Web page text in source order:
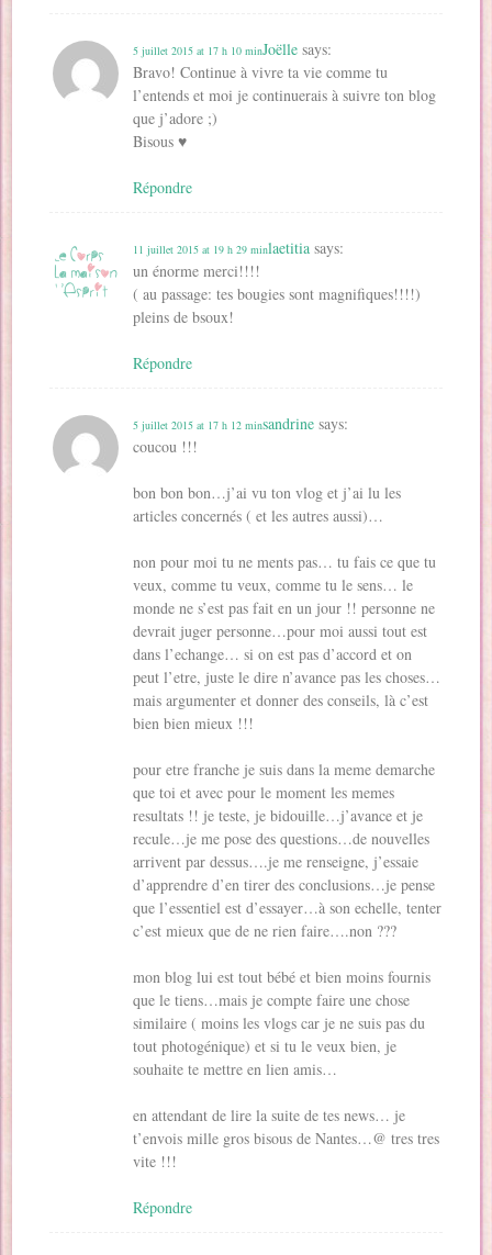
Joëlle says:
5 juillet 2015 at 17 h 10 min
Bravo! Continue à vivre ta vie comme tu
l’entends et moi je continuerais à suivre ton blog
que j’adore ;)
Bisous ♥
Répondre
laetitia says:
11 juillet 2015 at 19 h 29 min
un énorme merci!!!!
( au passage: tes bougies sont magnifiques!!!!)
pleins de bsoux!
Répondre
sandrine says:
5 juillet 2015 at 17 h 12 min
coucou !!!
bon bon bon…j’ai vu ton vlog et j’ai lu les
articles concernés ( et les autres aussi)…
non pour moi tu ne ments pas… tu fais ce que tu
veux, comme tu veux, comme tu le sens… le
monde ne s’est pas fait en un jour !! personne ne
devrait juger personne…pour moi aussi tout est
dans l’echange… si on est pas d’accord et on
peut l’etre, juste le dire n’avance pas les choses…
mais argumenter et donner des conseils, là c’est
bien bien mieux !!!
pour etre franche je suis dans la meme demarche
que toi et avec pour le moment les memes
resultats !! je teste, je bidouille…j’avance et je
recule…je me pose des questions…de nouvelles
arrivent par dessus….je me renseigne, j’essaie
d’apprendre d’en tirer des conclusions…je pense
que l’essentiel est d’essayer…à son echelle, tenter
c’est mieux que de ne rien faire….non ???
mon blog lui est tout bébé et bien moins fournis
que le tiens…mais je compte faire une chose
similaire ( moins les vlogs car je ne suis pas du
tout photogénique) et si tu le veux bien, je
souhaite te mettre en lien amis…
en attendant de lire la suite de tes news… je
t’envois mille gros bisous de Nantes…@ tres tres
vite !!!
Répondre